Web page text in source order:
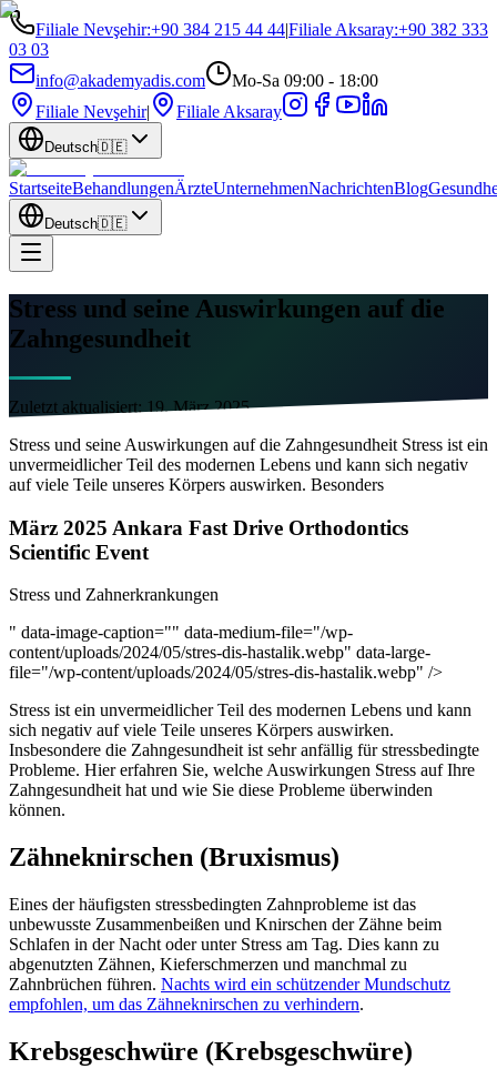
Filiale Nevşehir:+90 384 215 44 44|Filiale Aksaray:+90 382 333
03 03
info@akademyadis.com
Mo-Sa 09:00 - 18:00
Filiale Nevşehir| Filiale Aksaray
Deutsch🇩🇪
StartseiteBehandlungenÄrzteUnternehmenNachrichtenBlog
Deutsch🇩🇪
Stress und seine Auswirkungen auf die
Zahngesundheit
Zuletzt aktualisiert: 19. März 2025
Stress und seine Auswirkungen auf die Zahngesundheit Stress ist ein
unvermeidlicher Teil des modernen Lebens und kann sich negativ
auf viele Teile unseres Körpers auswirken. Besonders
März 2025 Ankara Fast Drive Orthodontics
Scientific Event
Stress und Zahnerkrankungen
" data-image-caption="" data-medium-file="/wp-
content/uploads/2024/05/stres-dis-hastalik.webp" data-large-
file="/wp-content/uploads/2024/05/stres-dis-hastalik.webp" />
Stress ist ein unvermeidlicher Teil des modernen Lebens und kann
sich negativ auf viele Teile unseres Körpers auswirken.
Insbesondere die Zahngesundheit ist sehr anfällig für stressbedingte
Probleme. Hier erfahren Sie, welche Auswirkungen Stress auf Ihre
Zahngesundheit hat und wie Sie diese Probleme überwinden
können.
Zähneknirschen (Bruxismus)
Eines der häufigsten stressbedingten Zahnprobleme ist das
unbewusste Zusammenbeißen und Knirschen der Zähne beim
Schlafen in der Nacht oder unter Stress am Tag. Dies kann zu
abgenutzten Zähnen, Kieferschmerzen und manchmal zu
Zahnbrüchen führen. Nachts wird ein schützender Mundschutz
empfohlen, um das Zähneknirschen zu verhindern.
Krebsgeschwüre (Krebsgeschwüre)